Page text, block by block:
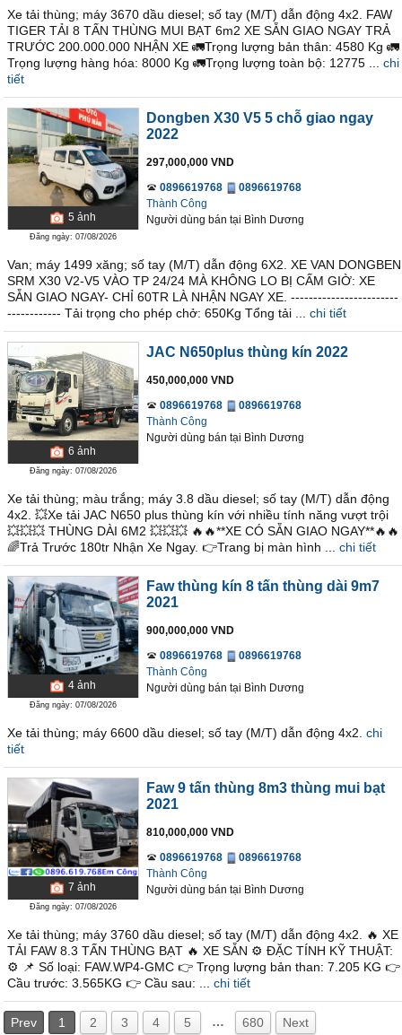
Xe tải thùng; máy 3670 dầu diesel; số tay (M/T) dẫn động 4x2. FAW
TIGER TẢI 8 TẤN THÙNG MUI BẠT 6m2 XE SẴN GIAO NGAY TRẢ
TRƯỚC 200.000.000 NHẬN XE 🚛Trọng lượng bản thân: 4580 Kg 🚛
Trọng lượng hàng hóa: 8000 Kg 🚛Trọng lượng toàn bộ: 12775 ...
chi
tiết
5 ảnh
Đăng ngày: 07/08/2026
Dongben X30 V5 5 chỗ giao ngay
2022
297,000,000 VND
0896619768
0896619768
Thành Công
Người dùng bán tại Bình Dương
Van; máy 1499 xăng; số tay (M/T) dẫn động 6X2. XE VAN DONGBEN
SRM X30 V2-V5 VÀO TP 24/24 MÀ KHÔNG LO BỊ CẤM GIỜ: XE
SẴN GIAO NGAY- CHỈ 60TR LÀ NHẬN NGAY XE. ------------------------
------------ Tải trọng cho phép chở: 650Kg Tổng tải ...
chi tiết
6 ảnh
Đăng ngày: 07/08/2026
JAC N650plus thùng kín 2022
450,000,000 VND
0896619768
0896619768
Thành Công
Người dùng bán tại Bình Dương
Xe tải thùng; màu trắng; máy 3.8 dầu diesel; số tay (M/T) dẫn động
4x2. 💥Xe tải JAC N650 plus thùng kín với nhiều tính năng vượt trội
💥💥💥 THÙNG DÀI 6M2 💥💥💥 🔥🔥**XE CÓ SẴN GIAO NGAY**🔥🔥
🌈Trả Trước 180tr Nhận Xe Ngay. 👉Trang bị màn hình ...
chi tiết
4 ảnh
Đăng ngày: 07/08/2026
Faw thùng kín 8 tấn thùng dài 9m7
2021
900,000,000 VND
0896619768
0896619768
Thành Công
Người dùng bán tại Bình Dương
Xe tải thùng; máy 6600 dầu diesel; số tay (M/T) dẫn động 4x2. chi
tiết
7 ảnh
Đăng ngày: 07/08/2026
Faw 9 tấn thùng 8m3 thùng mui bạt
2021
810,000,000 VND
0896619768
0896619768
Thành Công
Người dùng bán tại Bình Dương
Xe tải thùng; máy 3760 dầu diesel; số tay (M/T) dẫn động 4x2. 🔥 XE
TẢI FAW 8.3 TẤN THÙNG BẠT 🔥 XE SẴN ⚙ ĐẶC TÍNH KỸ THUẬT:
⚙ 📌 Số loại: FAW.WP4-GMC 👉 Trọng lượng bản than: 7.205 KG 👉
Cầu trước: 3.565KG 👉 Cầu sau: ...
chi tiết
Prev 1 2 3 4 5 … 680 Next